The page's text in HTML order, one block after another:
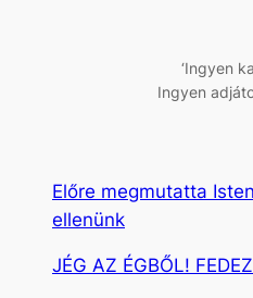
‘Ingyen
Ingyen
Előre megmutatta
ellenünk
JÉG AZ ÉGBŐL!